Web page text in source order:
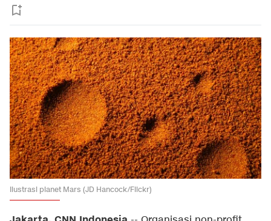
Ilustrasi planet Mars (JD Hancock/Flickr)